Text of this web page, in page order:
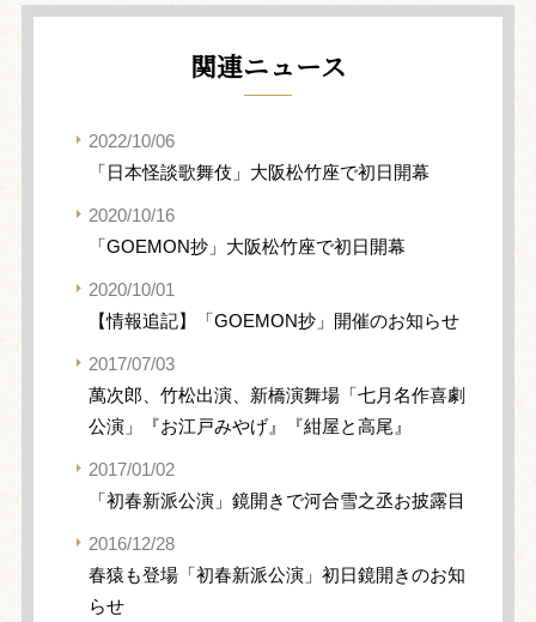
関連ニュース
2022/10/06
「日本怪談歌舞伎」大阪松竹座で初日開幕
2020/10/16
「GOEMON抄」大阪松竹座で初日開幕
2020/10/01
【情報追記】「GOEMON抄」開催のお知らせ
2017/07/03
萬次郎、竹松出演、新橋演舞場「七月名作喜劇
公演」『お江戸みやげ』『紺屋と高尾』
2017/01/02
「初春新派公演」鏡開きで河合雪之丞お披露目
2016/12/28
春猿も登場「初春新派公演」初日鏡開きのお知
らせ